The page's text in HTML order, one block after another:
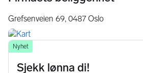
Grefsenveien 69, 0487 Oslo